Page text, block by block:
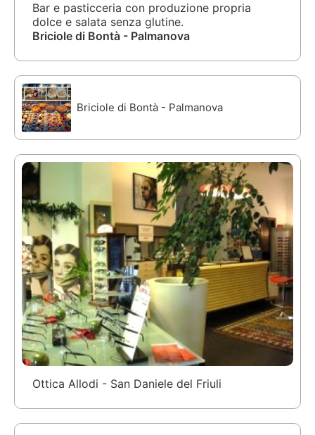
Bar e pasticceria con produzione propria
dolce e salata senza glutine.
Briciole di Bontà - Palmanova
Briciole di Bontà - Palmanova
Ottica Allodi - San Daniele del Friuli